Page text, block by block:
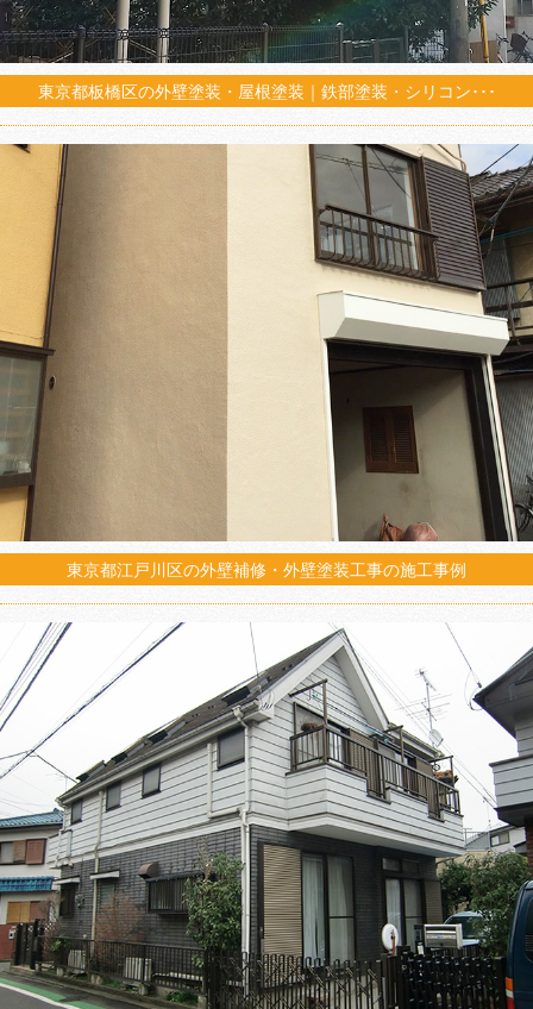
東京都板橋区の外壁塗装・屋根塗装｜鉄部塗装・シリコン･･･
東京都江戸川区の外壁補修・外壁塗装工事の施工事例